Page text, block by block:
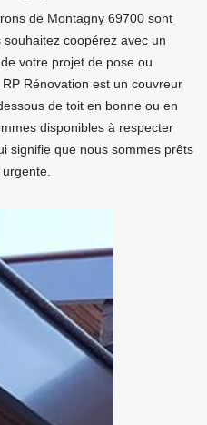
de Montagny 69700 sont
coopérez avec un
votre projet de pose ou
Rénovation est un couvreur
de toit en bonne ou en
disponibles à respecter
signifie que nous sommes prêts